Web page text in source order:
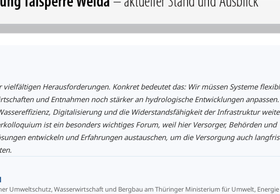
Herausforderungen. Konkret bedeutet das: Wir müssen Systeme
und Entnahmen noch stärker an hydrologische Entwicklungen anpassen.
Digitalisierung und die Widerstandsfähigkeit der Infrastruktur
ist ein besonders wichtiges Forum, weil hier Versorger, Behörden und
entwickeln und Erfahrungen austauschen, um die Versorgung auch
Umweltschutz, Wasserwirtschaft und Bergbau am Thüringer Ministerium für Umwelt, Energie